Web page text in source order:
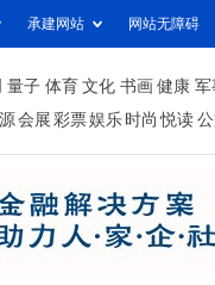
承建网站 网站无障碍
量子 体育 文化 书画 健康 军
会展 彩票娱乐 时尚 悦读